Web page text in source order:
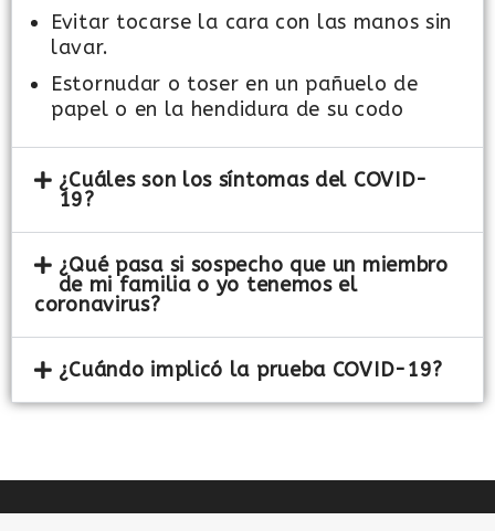
Evitar tocarse la cara con las manos sin
lavar.
Estornudar o toser en un pañuelo de
papel o en la hendidura de su codo
¿Cuáles son los síntomas del COVID-
19?
¿Qué pasa si sospecho que un miembro
de mi familia o yo tenemos el
coronavirus?
¿Cuándo implicó la prueba COVID-19?